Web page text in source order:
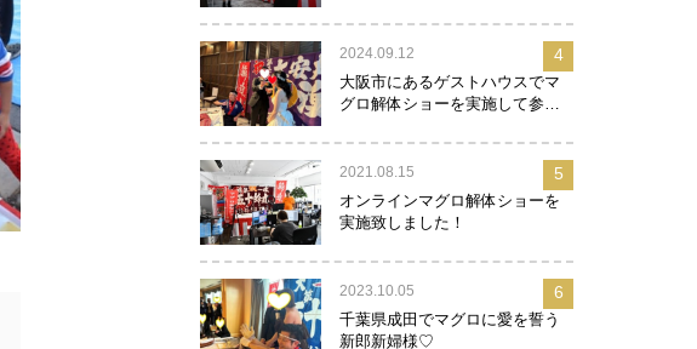
2024.09.12
大阪市にあるゲストハウスでマ
グロ解体ショーを実施して参り
4
2021.08.15
オンラインマグロ解体ショーを
実施致しました！
5
2023.10.05
千葉県成田でマグロに愛を誓う
新郎新婦様♡
6